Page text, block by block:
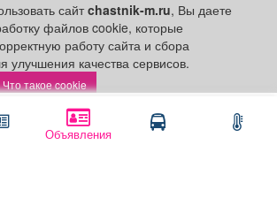
Объявления
Написать Позвонить
сайтchastnik-m.ru, Вы даете
файлов cookie, которые
работу сайта и сбора
качества сервисов.
Что такое cookie